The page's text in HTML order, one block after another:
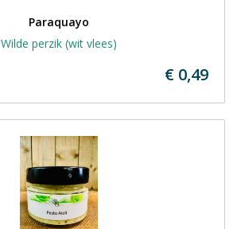
Paraquayo
Wilde perzik (wit vlees)
€ 0,49